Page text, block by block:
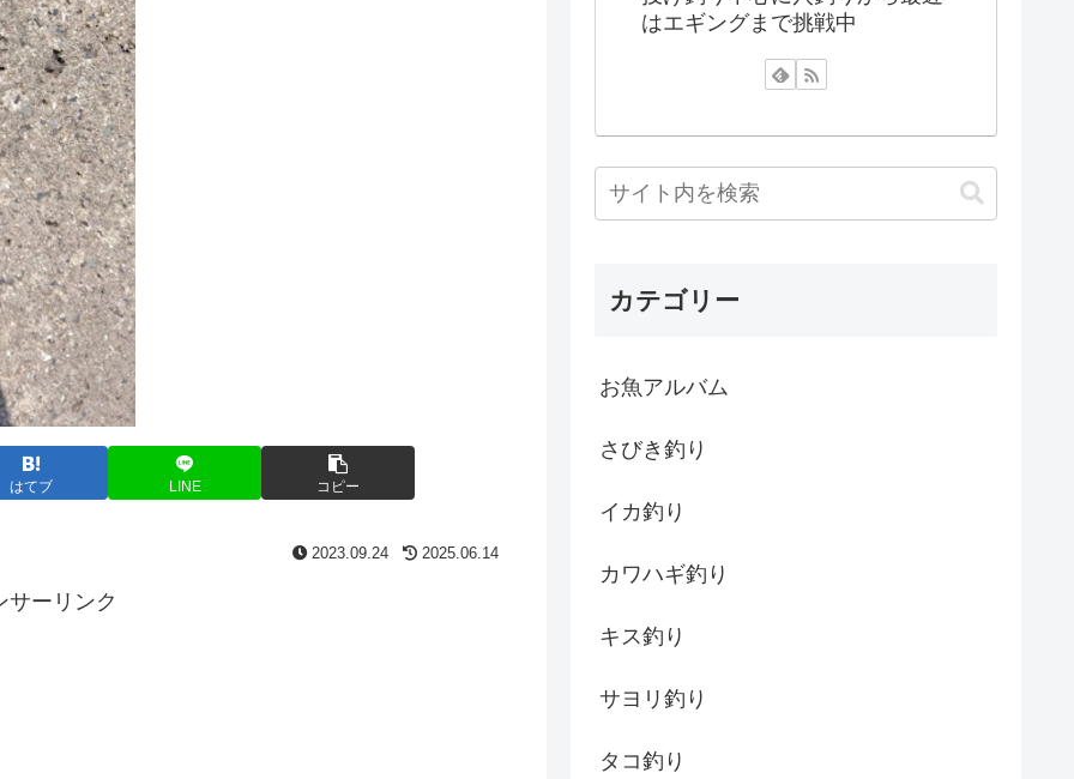
はてブ LINE コピー
2023.09.24 2025.06.14
サーリンク
はエギングまで挑戦中
カテゴリー
お魚アルバム
さびき釣り
イカ釣り
カワハギ釣り
キス釣り
サヨリ釣り
タコ釣り